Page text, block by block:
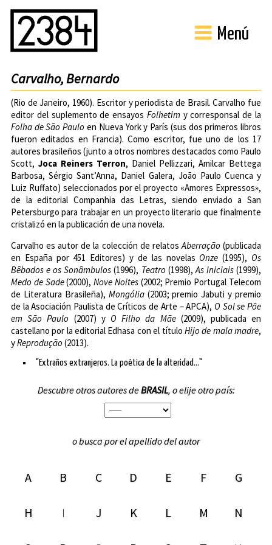
Menú
Carvalho, Bernardo
(Rio de Janeiro, 1960). Escritor y periodista de Brasil. Carvalho fue
editor del suplemento de ensayos Folhetimy corresponsal de la
Folha de São Paulo en Nueva York y París (sus dos primeros libros
fueron editados en Francia). Como escritor, fue uno de los 17
autores brasileños (junto a otros nombres destacados como Paulo
Scott, Joca Reiners Terron, Daniel Pellizzari, Amilcar Bettega
Barbosa, Sérgio Sant’Anna, Daniel Galera, João Paulo Cuenca y
Luiz Ruffato) seleccionados por el proyecto «Amores Expressos»,
de la editorial Companhia das Letras, siendo enviado a San
Petersburgo para trabajar en un proyecto literario que finalmente
cristalizó en la publicación de una novela.
Carvalho es autor de la colección de relatosAberração (publicada
en España por 451 Editores) y de las novelas Onze (1995), Os
Bêbados e os Sonâmbulos (1996), Teatro (1998),As Iniciais(1999),
Medo de Sade(2000),Nove Noites(2002; Premio Portugal Telecom
de Literatura Brasileña), Mongólia(2003; premio Jabuti y premio
de la Asociación Paulista de Críticos de Arte – APCA), O Sol se Põe
em São Paulo (2007) y O Filho da Mãe(2009), publicada en
castellano por la editorial Edhasa con el título Hijo de mala madre,
yReprodução (2013).
"Extraños extranjeros. La poética de la alteridad..."
Descubre otros autores deBRASIL, o elije otro país:
o busca por el apellido del autor
A B C D E F G
H I J K L M N